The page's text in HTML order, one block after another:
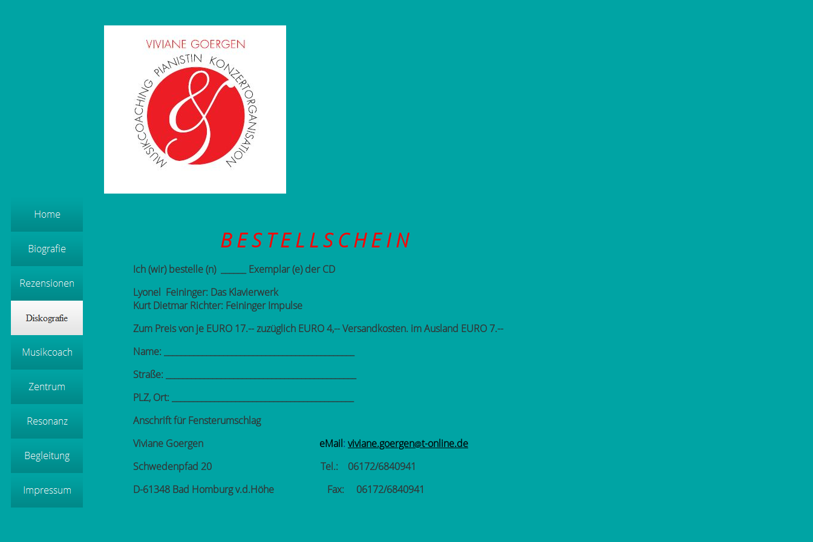
B E S T E L L S C H E I N
Ich (wir) bestelle (n) ______ Exemplar (e) der CD
Lyonel Feininger: Das Klavierwerk
Kurt Dietmar Richter: Feininger Impulse
Zum Preis von je EURO 17.-- zuzüglich EURO 4,-- Versandkosten. im Ausland EURO 7.--
Name: _____________________________________________
Straße: _____________________________________________
PLZ, Ort: ___________________________________________
Anschrift für Fensterumschlag
Viviane Goergen
eMail: viviane.goergen@t-online.de
Schwedenpfad 20 Tel.: 06172/6840941
D-61348 Bad Homburg v.d.Höhe Fax: 06172/6840941